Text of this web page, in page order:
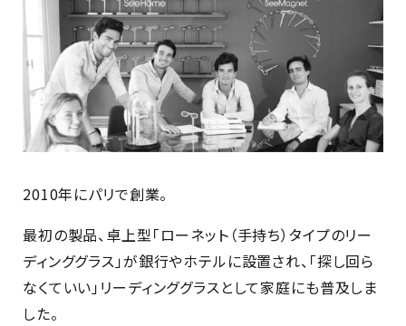
2010年にパリで創業。
最初の製品、卓上型「ローネット（手持ち）タイプのリー
ディンググラス」が銀行やホテルに設置され、「探し回ら
なくていい」リーディンググラスとして家庭にも普及しま
した。